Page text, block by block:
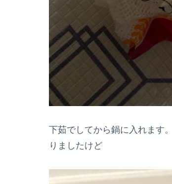
下茹でしてから鍋に入れます
りましたけど